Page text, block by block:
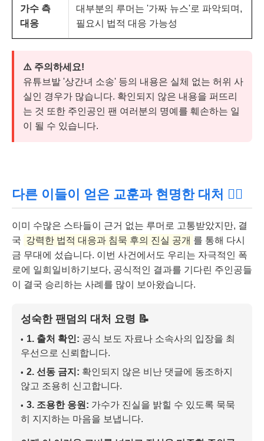
가수 측
대응
대부분의 루머는 '가짜 뉴스'로 파악되며,
필요시 법적 대응 가능성
⚠️ 주의하세요!
유튜브발 '상간녀 소송' 등의 내용은 실체 없는 허위 사
실인 경우가 많습니다. 확인되지 않은 내용을 퍼뜨리
는 것 또한 주인공인 팬 여러분의 명예를 훼손하는 일
이 될 수 있습니다.
다른 이들이 얻은 교훈과 현명한 대처 👩‍⚖️
이미 수많은 스타들이 근거 없는 루머로 고통받았지만, 결
국 강력한 법적 대응과 침묵 후의 진실 공개 를 통해 다시
금 무대에 섰습니다. 이번 사건에서도 우리는 자극적인 폭
로에 일희일비하기보다, 공식적인 결과를 기다린 주인공들
이 결국 승리하는 사례를 많이 보아왔습니다.
성숙한 팬덤의 대처 요령 📝
1. 출처 확인: 공식 보도 자료나 소속사의 입장을 최
우선으로 신뢰합니다.
2. 선동 금지: 확인되지 않은 비난 댓글에 동조하지
않고 조용히 신고합니다.
3. 조용한 응원: 가수가 진실을 밝힐 수 있도록 묵묵
히 지지하는 마음을 보냅니다.